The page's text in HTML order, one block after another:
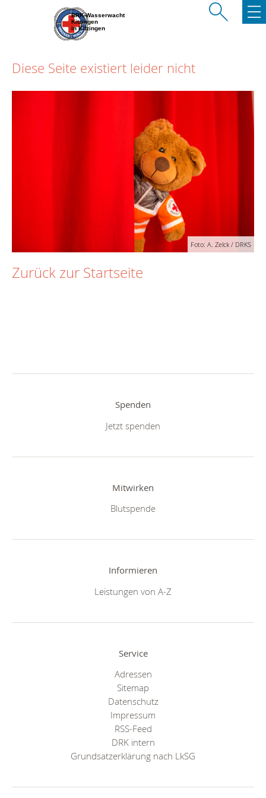
BRK-Wasserwacht
Kitzingen
in Kitzingen
Diese Seite existiert leider nicht
Foto: A. Zelck / DRKS
Zurück zur Startseite
Spenden
Jetzt spenden
Mitwirken
Blutspende
Informieren
Leistungen von A-Z
Service
Adressen
Sitemap
Datenschutz
Impressum
RSS-Feed
DRK intern
Grundsatzerklärung nach LkSG